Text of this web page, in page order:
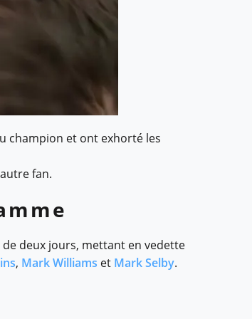
champion et ont exhorté les
fan.
deux jours, mettant en vedette
, Mark Williams et Mark Selby.